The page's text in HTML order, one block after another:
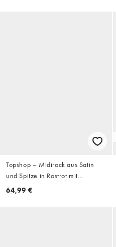
Topshop – Midirock aus Satin
und Spitze in Rostrot mit
Zipfelsaum
64,99 €